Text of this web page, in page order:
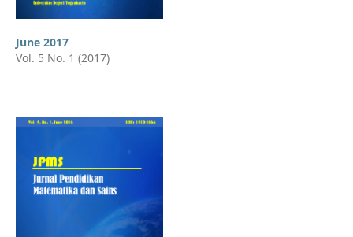
June 2017
Vol. 5 No. 1 (2017)